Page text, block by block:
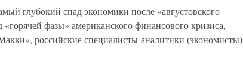
глубокий спад экономики после «августовского
фазы» американского финансового кризиса,
российские специалисты-аналитики (экономисты)